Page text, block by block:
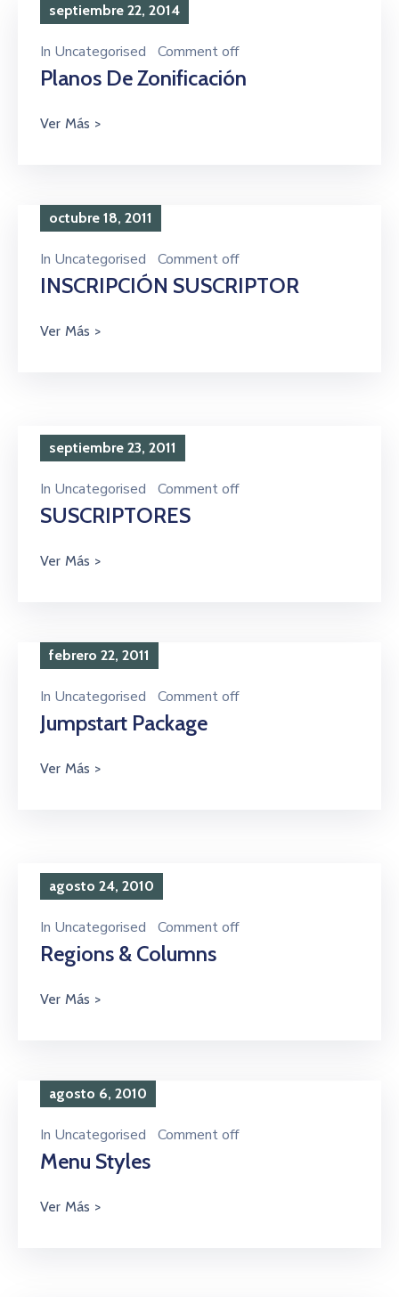
septiembre 22, 2014
In Uncategorised Comment off
Planos De Zonificación
octubre 18, 2011
In Uncategorised Comment off
INSCRIPCIÓN SUSCRIPTOR
septiembre 23, 2011
In Uncategorised Comment off
SUSCRIPTORES
febrero 22, 2011
In Uncategorised Comment off
Jumpstart Package
agosto 24, 2010
In Uncategorised Comment off
Regions & Columns
agosto 6, 2010
In Uncategorised Comment off
Menu Styles